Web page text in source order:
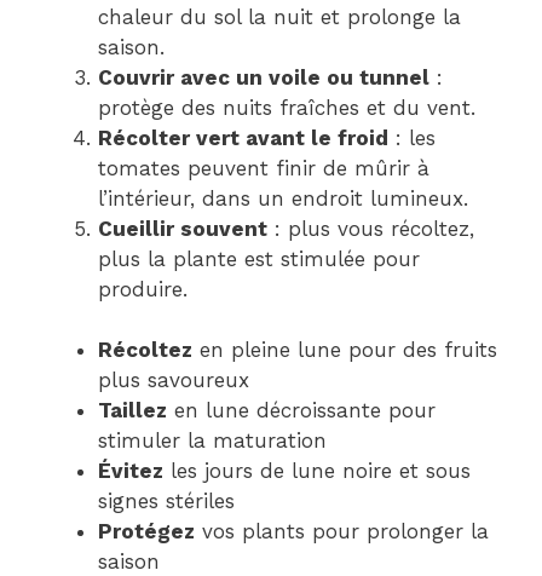
chaleur du sol la nuit et prolonge la
saison.
Couvrir avec un voile ou tunnel :
protège des nuits fraîches et du vent.
Récolter vert avant le froid : les
tomates peuvent finir de mûrir à
l’intérieur, dans un endroit lumineux.
Cueillir souvent : plus vous récoltez,
plus la plante est stimulée pour
produire.
Récoltez en pleine lune pour des fruits
plus savoureux
Taillez en lune décroissante pour
stimuler la maturation
Évitez les jours de lune noire et sous
signes stériles
Protégez vos plants pour prolonger la
saison